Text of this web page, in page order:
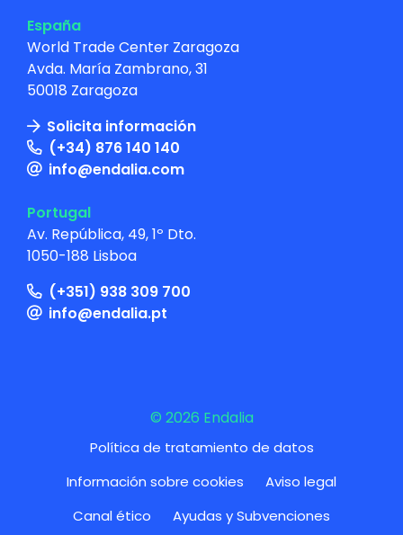
España
World Trade Center Zaragoza
Avda. María Zambrano, 31
50018 Zaragoza
Solicita información
(+34) 876 140 140
info@endalia.com
Portugal
Av. República, 49, 1º Dto.
1050-188 Lisboa
(+351) 938 309 700
info@endalia.pt
© 2026 Endalia
Política de tratamiento de datos
Información sobre cookies
Aviso legal
Canal ético
Ayudas y Subvenciones